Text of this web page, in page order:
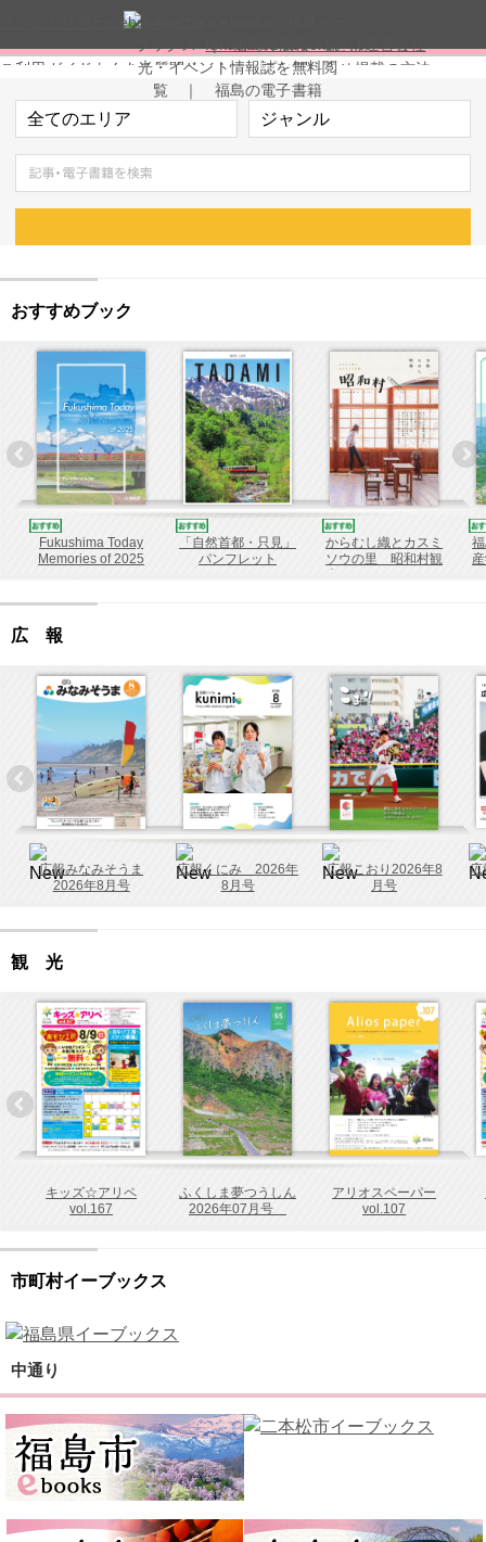
Facebook
ご利用ガイド よくある質問サイトマップお問い合せ 掲載の方法
個人情報保護方針 セキュリティポリシー
おすすめブック
Fukushima Today
Memories of 2025
「自然首都・只見」
パンフレット
からむし織とカスミ
ソウの里 昭和村観
広 報
広報みなみそうま
2026年8月号
広報くにみ 2026年
8月号
広報こおり2026年8
月号
広
観 光
キッズ☆アリペ
vol.167
ふくしま夢つうしん
2026年07月号
アリオスペーパー
vol.107
市町村イーブックス
中通り